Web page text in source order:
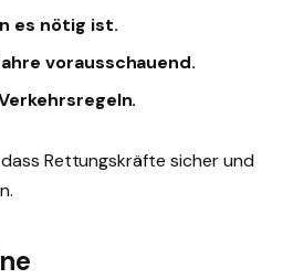
es nötig ist.
vorausschauend.
Rettungskräfte sicher und